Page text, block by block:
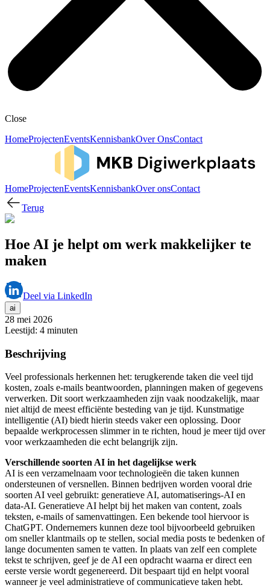
Close
HomeProjectenEventsKennisbankOver OnsContact
HomeProjectenEventsKennisbankOver onsContact
Terug
Hoe AI je helpt om werk makkelijker te
maken
Deel via LinkedIn
ai
28 mei 2026
Leestijd: 4 minuten
Beschrijving
Veel professionals herkennen het: terugkerende taken die veel tijd
kosten, zoals e-mails beantwoorden, planningen maken of gegevens
verwerken. Dit soort werkzaamheden zijn vaak noodzakelijk, maar
niet altijd de meest efficiënte besteding van je tijd. Kunstmatige
intelligentie (AI) biedt hierin steeds vaker een oplossing. Door
bepaalde werkprocessen slimmer in te richten, houd je meer tijd over
voor werkzaamheden die echt belangrijk zijn.
Verschillende soorten AI in het dagelijkse werk
AI is een verzamelnaam voor technologieën die taken kunnen
ondersteunen of versnellen. Binnen bedrijven worden vooral drie
soorten AI veel gebruikt: generatieve AI, automatiserings-AI en
data-AI. Generatieve AI helpt bij het maken van content, zoals
teksten, e-mails of samenvattingen. Een bekende tool hiervoor is
ChatGPT. Ondernemers kunnen deze tool bijvoorbeeld gebruiken
om sneller klantmails op te stellen, social media posts te bedenken of
lange documenten samen te vatten. In plaats van zelf een complete
tekst te schrijven, geef je de AI een opdracht waarna er direct een
eerste versie wordt gegenereerd. Dit bespaart tijd en helpt vooral
wanneer je veel administratieve of communicatieve taken hebt.